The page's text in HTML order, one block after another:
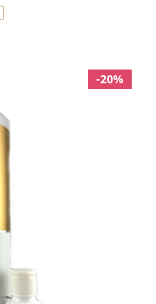
-20%